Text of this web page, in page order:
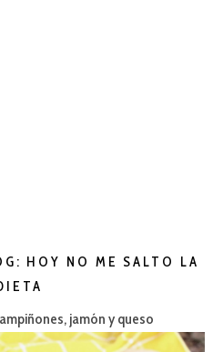
HOY NO ME SALTO LA
jamón y queso